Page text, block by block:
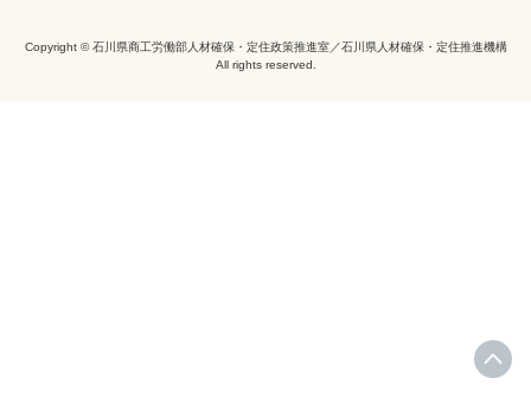
Copyright © 石川県商工労働部人材確保・定住政策推進室／石川県人材確保・定住推進機構
All rights reserved.